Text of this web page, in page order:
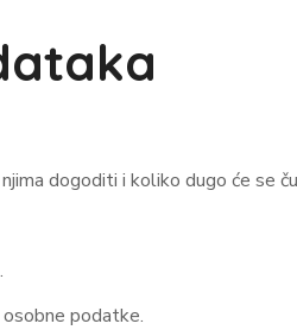
dogoditi i koliko dugo će se
podatke.